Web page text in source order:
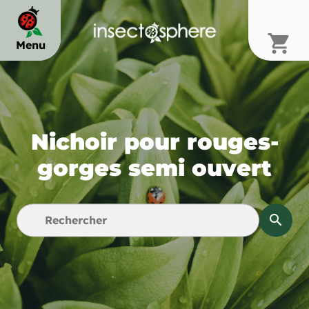
Menu
chevron_right
chevron_right
chevron_right
chevron_right
shopping_cart
Nichoir pour rouges-
gorges semi ouvert
search